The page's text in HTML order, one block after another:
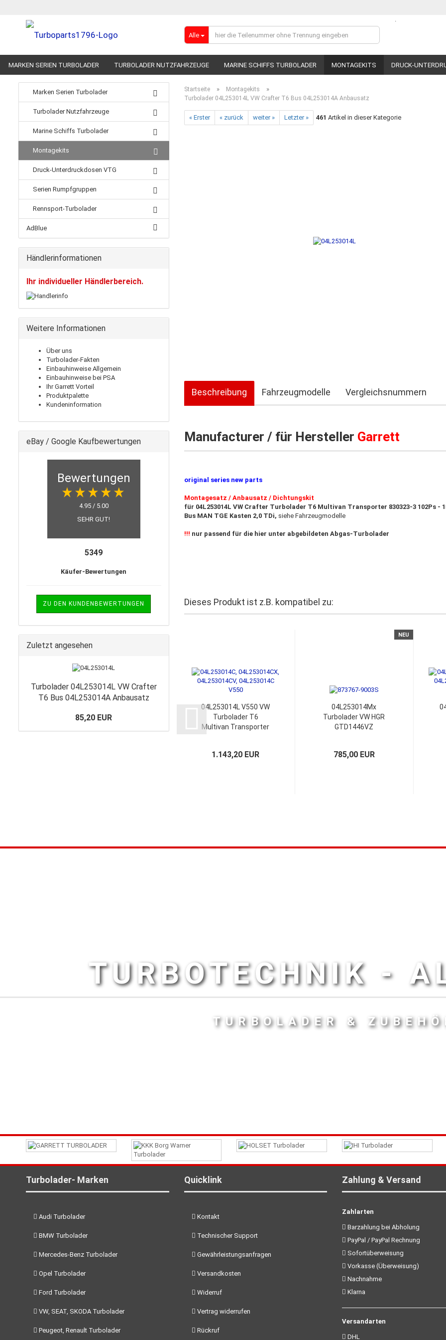
Lieferland
Alle
.
MARKEN SERIEN TURBOLADER TURBOLADER NUTZFAHRZEUGE MARINE SCHIFFS TURBOLADER MONTAGEKITS DRUCK-
RENNSPORT-TURBOLADER ADBLUE
Startseite » Montagekits »
Turbolader 04L253014L VW Crafter T6 Bus 04L253014A Anbausatz
« Erster « zurück weiter » Letzter » 461 Artikel in dieser Kategorie
Beschreibung Fahrzeugmodelle Vergleichsnummern
Manufacturer / für Hersteller Garrett
original series new parts
Montagesatz / Anbausatz / Dichtungskit
für 04L253014L VW Crafter Turbolader T6 Multivan Transporter 830323-3 102Ps -
Bus MAN TGE Kasten 2,0 TDi, siehe Fahrzeugmodelle
!!! nur passend für die hier unter abgebildeten Abgas-Turbolader
Dieses Produkt ist z.B. kompatibel zu:
04L253014L V550 VW
Turbolader T6
Multivan Transporter
1.143,20 EUR
NEU
04L253014Mx
Turbolader VW HGR
GTD1446VZ
785,00 EUR
Marken Serien Turbolader
Turbolader Nutzfahrzeuge
Marine Schiffs Turbolader
Montagekits
Druck-Unterdruckdosen VTG
Serien Rumpfgruppen
Rennsport-Turbolader
AdBlue
Händlerinformationen
Ihr individueller Händlerbereich.
Weitere Informationen
Über uns
Turbolader-Fakten
Einbauhinweise Allgemein
Einbauhinweise bei PSA
Ihr Garrett Vorteil
Produktpalette
Kundeninformation
eBay / Google Kaufbewertungen
Bewertungen
4.95 / 5.00
SEHR GUT!
5349
Käufer-Bewertungen
ZU DEN KUNDENBEWERTUNGEN
Zuletzt angesehen
Turbolader 04L253014L VW Crafter
T6 Bus 04L253014A Anbausatz
85,20 EUR
TURBOTECHNIK -
TURBOLADER &
Turbolader- Marken
Audi Turbolader
BMW Turbolader
Mercedes-Benz Turbolader
Opel Turbolader
Ford Turbolader
VW, SEAT, SKODA Turbolader
Peugeot, Renault Turbolader
Quicklink
Kontakt
Technischer Support
Gewährleistungsanfragen
Versandkosten
Widerruf
Vertrag widerrufen
Rückruf
Zahlung & Versand
Zahlarten
Barzahlung bei Abholung
PayPal / PayPal Rechnung
Sofortüberweisung
Vorkasse (Überweisung)
Nachnahme
Klarna
Versandarten
DHL